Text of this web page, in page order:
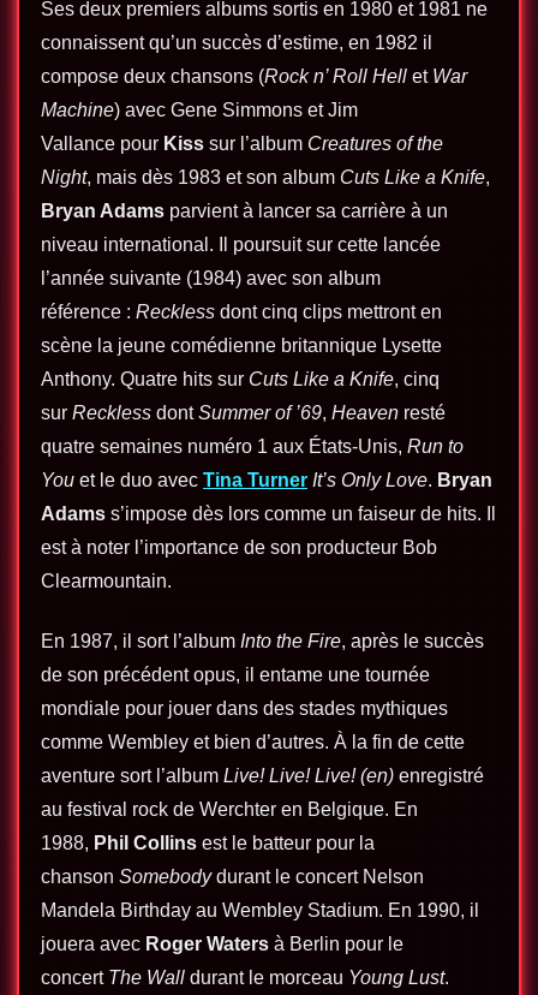
Ses deux premiers albums sortis en 1980 et 1981 ne
connaissent qu’un succès d’estime, en 1982 il
compose deux chansons (Rock n’ Roll Hell et War
Machine) avec Gene Simmons et Jim
Vallance pour Kiss sur l’album Creatures of the
Night, mais dès 1983 et son album Cuts Like a Knife,
Bryan Adams parvient à lancer sa carrière à un
niveau international. Il poursuit sur cette lancée
l’année suivante (1984) avec son album
référence : Reckless dont cinq clips mettront en
scène la jeune comédienne britannique Lysette
Anthony. Quatre hits sur Cuts Like a Knife, cinq
sur Reckless dontSummer of ’69, Heaven resté
quatre semaines numéro 1 aux États-Unis, Run to
You et le duo avec Tina Turner It’s Only Love. Bryan
Adams s’impose dès lors comme un faiseur de hits. Il
est à noter l’importance de son producteur Bob
Clearmountain.
En 1987, il sort l’album Into the Fire, après le succès
de son précédent opus, il entame une tournée
mondiale pour jouer dans des stades mythiques
comme Wembley et bien d’autres. À la fin de cette
aventure sort l’album Live! Live! Live!(en) enregistré
au festival rock de Werchter en Belgique. En
1988, Phil Collins est le batteur pour la
chanson Somebodydurant le concert Nelson
Mandela Birthday au Wembley Stadium. En 1990, il
jouera avec Roger Waters à Berlin pour le
concert The Wall durant le morceau Young Lust.